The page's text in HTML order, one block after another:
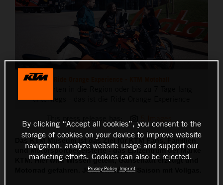
unterwegs - das ist die Ride Orange Experience
Das KTM Museum ist das Ziel für KTM Fans, Familien
und Motorsportbegeisterte - das Epizentrum der Marke
KTM. Hier wird Wissen geteilt, Gänsehaut erzeugt und
Motorrad gefahren. Jetzt startet die Saison mit Vollgas.
By clicking “Accept all cookies”, you consent to the
storage of cookies on your device to improve website
navigation, analyze website usage and support our
marketing efforts. Cookies can also be rejected.
Privacy Policy Imprint